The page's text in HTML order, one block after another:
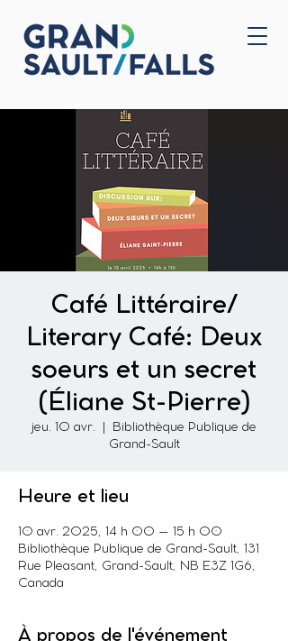
Accueil
Café Littéraire/
Literary Café: Deux
soeurs et un secret
(Éliane St-Pierre)
jeu. 10 avr.
Bibliothèque Publique de
Grand-Sault
Heure et lieu
10 avr. 2025, 14 h 00 – 15 h 00
Bibliothèque Publique de Grand-Sault, 131
Rue Pleasant, Grand-Sault, NB E3Z 1G6,
Canada
À propos de l'événement